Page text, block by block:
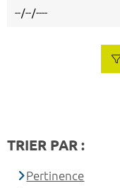
TRIER PAR :
Pertinence